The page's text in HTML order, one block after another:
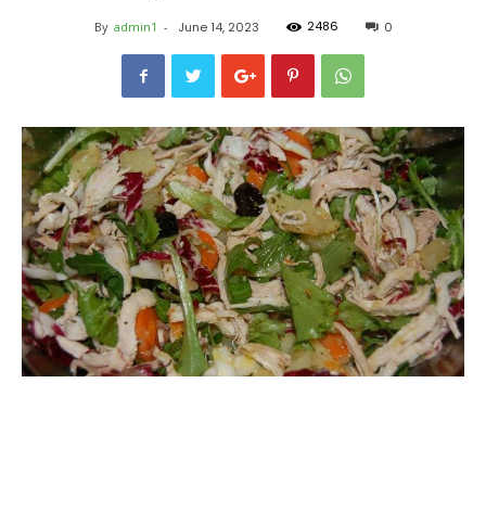
By admin1 - June 14, 2023 2486 0